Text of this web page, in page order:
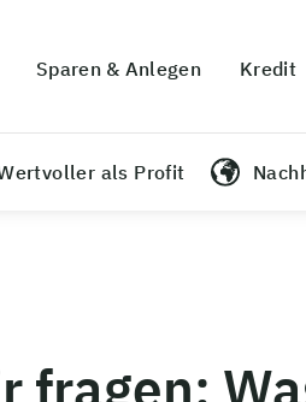
Sparen & Anlegen Kredit
als Profit
fragen: